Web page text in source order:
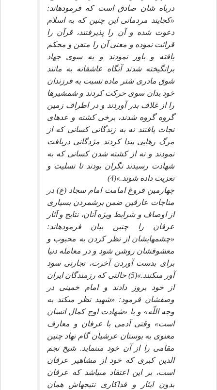
درباه شان صادق است كه فرموده‏اند:
«كجايند مردمانى اين چنين كه به اسلام
دعوت شده و آن را پذيرفتند، قرآن را
قرائت نموده و معنى آن را متقن و محكم
يافته و باور نمودند و به سوى جهاد
برانگيخته شدند آنگاه عاشقانه به مانند
شوق مادرى شتر ماده نسبت به فرزندان
خود بدان سوى حركت كردند و شمشيرها
را از غلاف بدر آوردند و در اطراف زمين
گروه گروه شدند، برخى كشته و عده‏اى
نجات يافتند نه به زندگانى كسانى كه از
مرگ رهايى پيدا كردند مژدگانى دريافت
نمودند و نه از كشته شدن كسانى كه به
شهادت رسيدند نگران بودند تا تسليت و
تعزيت داده شوند.»(4)
چهارمين فروغ امامت امام سجاد (ع) در
مناجات عارفين ضمن برشمردن بسيارى
از اوصاف و شرايط ويژه آنان، نتايج و آثار
عرفان را چنين بيان فرموده‏اند:
«چشم‏هايشان از نظر كردن به محبوب و
معشوقشان روشن شود و در معامله دنيا
براى بدست آوردن آخرت، تجارتى سود
آور مى‏كنند.»(5) حالتى كه رزمندگان ايران
از خود بروز دادند و امام خمينى در
وصفشان فرمود: «شهيد نظر مى‏كند به
وجه اللّه» و يا «شهادت اوج كمال انسان
است» وقتى آدمى با عرفان و معارف
معنوى به بوستان عرشيان گام نهاد چنين
مقامى را از آن خود مى‏نمايد. شيخ نجم
الدين كبرى كه خود از مشاهير عرفان
است، بر اين اعتقاد مى‏باشد كه عرفان
بدون ايثار و فداكارى نتيجه‏اش همان